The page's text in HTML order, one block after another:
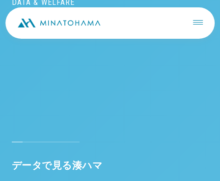
DATA & WELFARE
データで見る湊ハマ